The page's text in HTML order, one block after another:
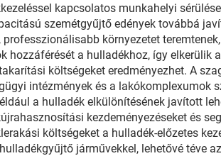
kapcsolatos munkahelyi
szemétgyűjtő edények továbbá
professzionálisabb környezetet
hozzáférését a hulladékhoz, így elkerülik
költségeket eredményezhet. A
intézmények és a lakókomplexumok
a hulladék elkülönítésének javított
kezdeményezéseket és
költségeket a hulladék-előzetes
járművekkel, lehetővé téve